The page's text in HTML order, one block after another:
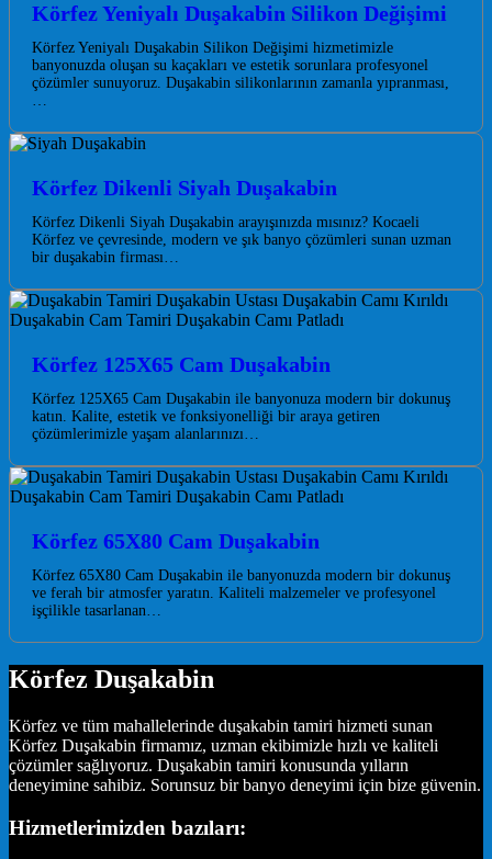
Körfez Yeniyalı Duşakabin Silikon Değişimi
Körfez Yeniyalı Duşakabin Silikon Değişimi hizmetimizle
banyonuzda oluşan su kaçakları ve estetik sorunlara profesyonel
çözümler sunuyoruz. Duşakabin silikonlarının zamanla yıpranması,
…
Körfez Dikenli Siyah Duşakabin
Körfez Dikenli Siyah Duşakabin arayışınızda mısınız? Kocaeli
Körfez ve çevresinde, modern ve şık banyo çözümleri sunan uzman
bir duşakabin firması…
Körfez 125X65 Cam Duşakabin
Körfez 125X65 Cam Duşakabin ile banyonuza modern bir dokunuş
katın. Kalite, estetik ve fonksiyonelliği bir araya getiren
çözümlerimizle yaşam alanlarınızı…
Körfez 65X80 Cam Duşakabin
Körfez 65X80 Cam Duşakabin ile banyonuzda modern bir dokunuş
ve ferah bir atmosfer yaratın. Kaliteli malzemeler ve profesyonel
işçilikle tasarlanan…
Körfez Duşakabin
Körfez ve tüm mahallelerinde duşakabin tamiri hizmeti sunan
Körfez Duşakabin firmamız, uzman ekibimizle hızlı ve kaliteli
çözümler sağlıyoruz. Duşakabin tamiri konusunda yılların
deneyimine sahibiz. Sorunsuz bir banyo deneyimi için bize güvenin.
Hizmetlerimizden bazıları: